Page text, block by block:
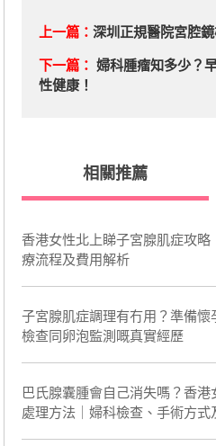
上一篇： 深圳正規醫院宮腔
下一篇： 婦科腫瘤知多少？
性健康！
相關推薦
香港女性北上睇子宮腺肌症攻略
療流程及費用解析
子宮腺肌症調理有冇用？準備懷
檢查同卵泡監測嘅真實經歷
巴氏腺囊腫會自己消失嗎？香
處理方法｜婦科檢查、手術方式